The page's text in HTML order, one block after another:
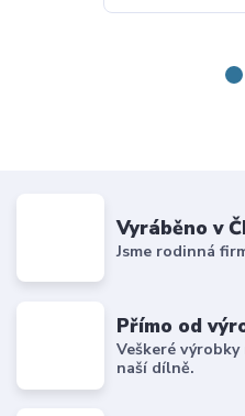
Vyráběno v
Jsme rodinná
Přímo od
Veškeré
naší dílně.